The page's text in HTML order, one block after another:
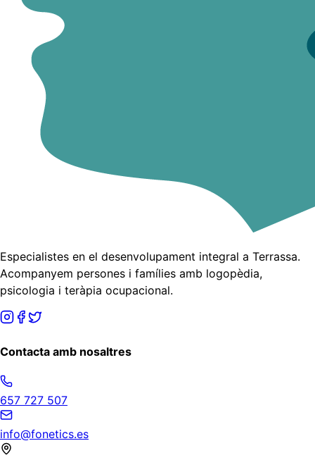
Especialistes en el desenvolupament integral a Terrassa.
Acompanyem persones i famílies amb logopèdia,
psicologia i teràpia ocupacional.
Contacta amb nosaltres
657 727 507
info@fonetics.es